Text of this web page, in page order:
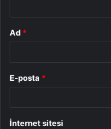
Ad *
E-posta *
İnternet sitesi